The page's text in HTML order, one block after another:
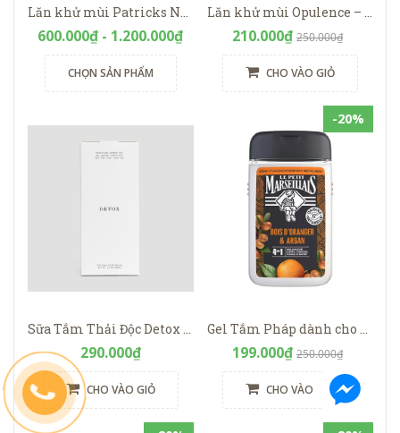
Lăn khử mùi Patricks ND1 | Natural Deodorant
600.000₫ - 1.200.000₫
CHỌN SẢN PHẨM
Lăn khử mùi Opulence – Herbal Deodorant Anti-perspirant Rusty Lab
210.000₫ 250.000₫
CHO VÀO GIỎ
Sữa Tắm Thải Độc Detox Rusty Lab
290.000₫
CHO VÀO GIỎ
-20%
Gel Tắm Pháp dành cho Nam Le Petit Marseillais 4in1 Gỗ Cam & dầu Argan hữu cơ
199.000₫ 250.000₫
CHO VÀO GIỎ